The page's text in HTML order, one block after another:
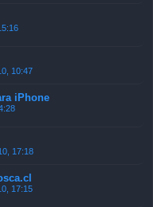
10:47
iPhone
17:18
17:15